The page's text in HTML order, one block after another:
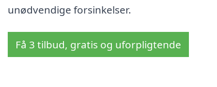
unødvendige forsinkelser.
Få 3 tilbud, gratis og uforpligtende